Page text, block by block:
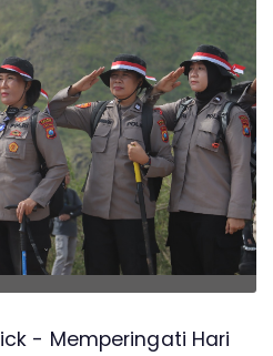
- Memperingati Hari